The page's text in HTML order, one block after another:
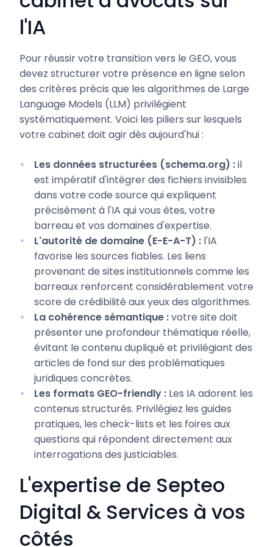
l'IA
Pour réussir votre transition vers le GEO, vous
devez structurer votre présence en ligne selon
des critères précis que les algorithmes de Large
Language Models (LLM) privilégient
systématiquement. Voici les piliers sur lesquels
votre cabinet doit agir dès aujourd'hui :
Les données structurées (schema.org) :il
est impératif d'intégrer des fichiers invisibles
dans votre code source qui expliquent
précisément à l'IA qui vous êtes, votre
barreau et vos domaines d'expertise.
L'autorité de domaine (E-E-A-T) : l'IA
favorise les sources fiables. Les liens
provenant de sites institutionnels comme les
barreaux renforcent considérablement votre
score de crédibilité aux yeux des algorithmes.
La cohérence sémantique :votre site doit
présenter une profondeur thématique réelle,
évitant le contenu dupliqué et privilégiant des
articles de fond sur des problématiques
juridiques concrètes.
Les formats GEO-friendly : Les IA adorent les
contenus structurés. Privilégiez les guides
pratiques, les check-lists et les foires aux
questions qui répondent directement aux
interrogations des justiciables.
L'expertise de Septeo
Digital & Services à vos
côtés